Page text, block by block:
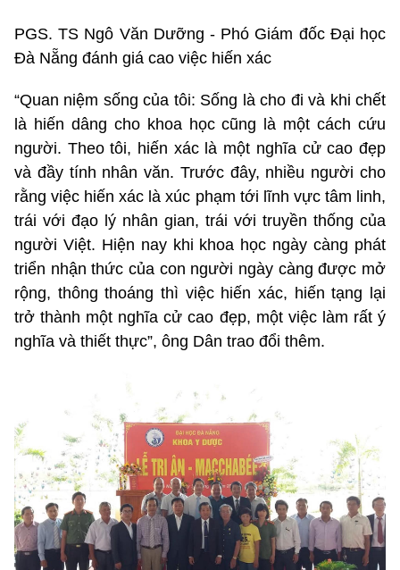
PGS. TS Ngô Văn Dưỡng - Phó Giám đốc Đại học
Đà Nẵng đánh giá cao việc hiến xác
“Quan niệm sống của tôi: Sống là cho đi và khi chết
là hiến dâng cho khoa học cũng là một cách cứu
người. Theo tôi, hiến xác là một nghĩa cử cao đẹp
và đầy tính nhân văn. Trước đây, nhiều người cho
rằng việc hiến xác là xúc phạm tới lĩnh vực tâm linh,
trái với đạo lý nhân gian, trái với truyền thống của
người Việt. Hiện nay khi khoa học ngày càng phát
triển nhận thức của con người ngày càng được mở
rộng, thông thoáng thì việc hiến xác, hiến tạng lại
trở thành một nghĩa cử cao đẹp, một việc làm rất ý
nghĩa và thiết thực”, ông Dân trao đổi thêm.